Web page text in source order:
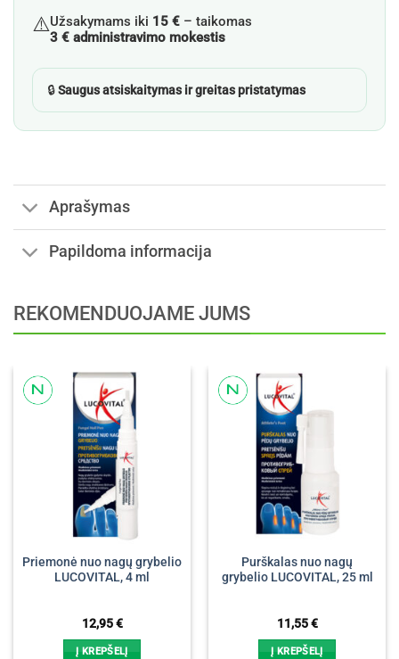
⚠️Užsakymams iki 15 € – taikomas
3 € administravimo mokestis
🔒Saugus atsiskaitymas ir greitas pristatymas
Aprašymas
Papildoma informacija
REKOMENDUOJAME JUMS
Priemonė nuo nagų grybelio
LUCOVITAL, 4 ml
12,95€
Į KREPŠELĮ
Purškalas nuo nagų
grybelio LUCOVITAL, 25 ml
11,55€
Į KREPŠELĮ